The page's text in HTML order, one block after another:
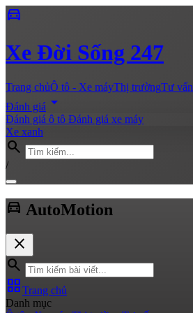
directions_car
Xe Đời Sống 247
Trang chủÔ tô - Xe máyThị trườngTư vấn
Đánh giá arrow_drop_down
Đánh giá ô tô Đánh giá xe máy
Xe xanh
search
/
directions_car AutoMotion
close
search
grid_viewTrang chủ
Danh mục